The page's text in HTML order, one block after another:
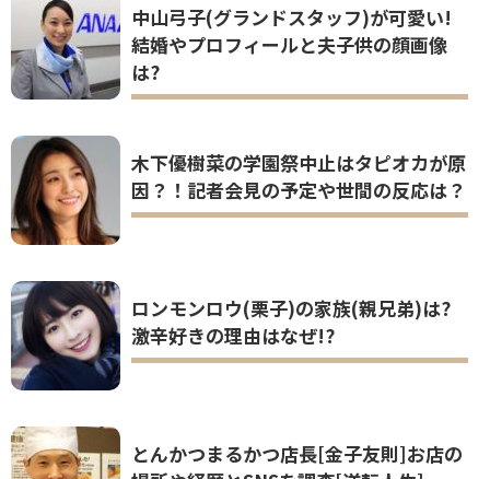
激辛好きの理由はなぜ!?
場所や経歴とSNSを調査[逆転人生]
弟は三浦貴大で従弟も俳優だった!
生日もケーキ無しの理由はなぜ!?